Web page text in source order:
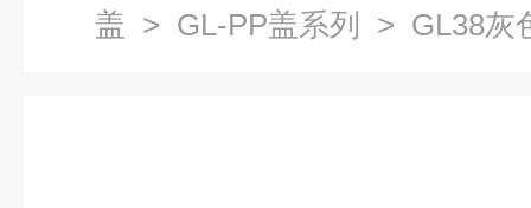
盖 > GL-PP盖系列 > GL38灰